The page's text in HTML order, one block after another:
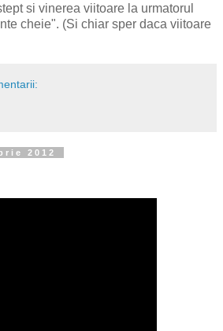
si vinerea viitoare la urmatorul
cheie". (Si chiar sper daca viitoare
2012